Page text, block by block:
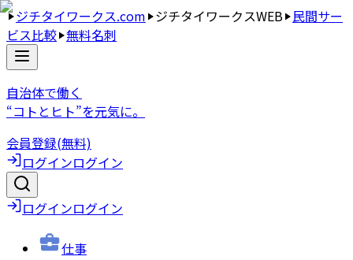
ジチタイワークス.com ジチタイワークスWEB 民間サー
ビス比較 無料名刺
自治体で働く
“コトとヒト”を元気に。
会員登録(無料)
ログインログイン
ログインログイン
仕事